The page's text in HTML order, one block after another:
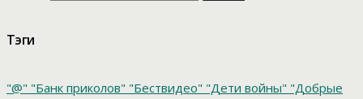
Тэги
"@" "Банк приколов" "Бествидео" "Дети войны" "Добрые